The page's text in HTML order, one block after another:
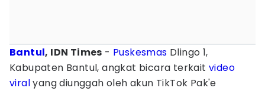
Bantul, IDN Times - Puskesmas Dlingo 1,
Kabupaten Bantul, angkat bicara terkait video
viralyang diunggah oleh akun TikTok Pak'e